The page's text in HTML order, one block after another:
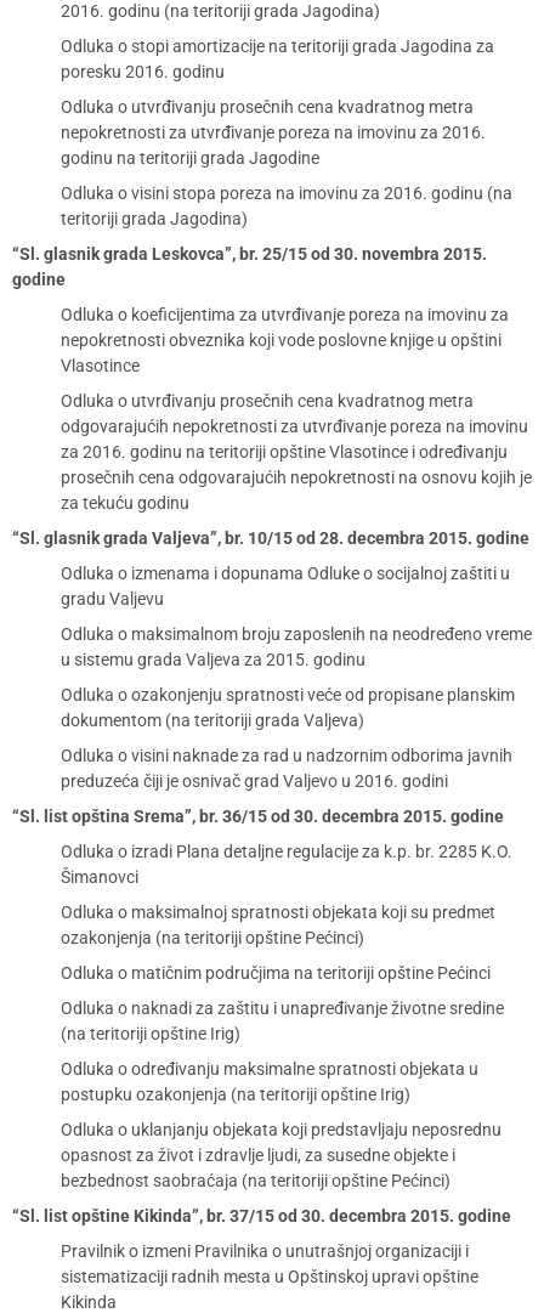
2016. godinu (na teritoriji grada Jagodina)
Odluka o stopi amortizacije na teritoriji grada Jagodina za
poresku 2016. godinu
Odluka o utvrđivanju prosečnih cena kvadratnog metra
nepokretnosti za utvrđivanje poreza na imovinu za 2016.
godinu na teritoriji grada Jagodine
Odluka o visini stopa poreza na imovinu za 2016. godinu (na
teritoriji grada Jagodina)
“Sl. glasnik grada Leskovca”, br. 25/15 od 30. novembra 2015.
godine
Odluka o koeficijentima za utvrđivanje poreza na imovinu za
nepokretnosti obveznika koji vode poslovne knjige u opštini
Vlasotince
Odluka o utvrđivanju prosečnih cena kvadratnog metra
odgovarajućih nepokretnosti za utvrđivanje poreza na imovinu
za 2016. godinu na teritoriji opštine Vlasotince i određivanju
prosečnih cena odgovarajućih nepokretnosti na osnovu kojih je
za tekuću godinu
“Sl. glasnik grada Valjeva”, br. 10/15 od 28. decembra 2015. godine
Odluka o izmenama i dopunama Odluke o socijalnoj zaštiti u
gradu Valjevu
Odluka o maksimalnom broju zaposlenih na neodređeno vreme
u sistemu grada Valjeva za 2015. godinu
Odluka o ozakonjenju spratnosti veće od propisane planskim
dokumentom (na teritoriji grada Valjeva)
Odluka o visini naknade za rad u nadzornim odborima javnih
preduzeća čiji je osnivač grad Valjevo u 2016. godini
“Sl. list opština Srema”, br. 36/15 od 30. decembra 2015. godine
Odluka o izradi Plana detaljne regulacije za k.p. br. 2285 K.O.
Šimanovci
Odluka o maksimalnoj spratnosti objekata koji su predmet
ozakonjenja (na teritoriji opštine Pećinci)
Odluka o matičnim područjima na teritoriji opštine Pećinci
Odluka o naknadi za zaštitu i unapređivanje životne sredine
(na teritoriji opštine Irig)
Odluka o određivanju maksimalne spratnosti objekata u
postupku ozakonjenja (na teritoriji opštine Irig)
Odluka o uklanjanju objekata koji predstavljaju neposrednu
opasnost za život i zdravlje ljudi, za susedne objekte i
bezbednost saobraćaja (na teritoriji opštine Pećinci)
“Sl. list opštine Kikinda”, br. 37/15 od 30. decembra 2015. godine
Pravilnik o izmeni Pravilnika o unutrašnjoj organizaciji i
sistematizaciji radnih mesta u Opštinskoj upravi opštine
Kikinda